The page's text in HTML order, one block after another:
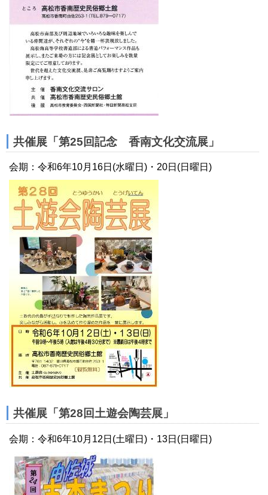
共催展「第25回記念 香南文化交流展」
会期：令和6年10月16日(水曜日)・20日(日曜日)
共催展「第28回土遊会陶芸展」
会期：令和6年10月12日(土曜日)・13日(日曜日)